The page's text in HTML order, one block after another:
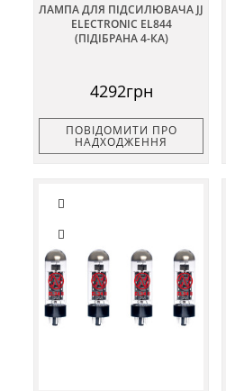
ЛАМПА ДЛЯ ПІДСИЛЮВАЧА JJ
ELECTRONIC EL844
(ПІДІБРАНА 4-КА)
4292грн
ПОВІДОМИТИ ПРО
НАДХОДЖЕННЯ